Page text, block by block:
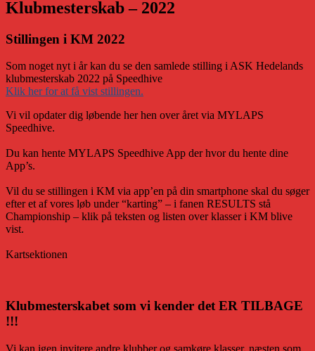
Klubmesterskab – 2022
Stillingen i KM 2022
Som noget nyt i år kan du se den samlede stilling i ASK Hedelands
klubmesterskab 2022 på Speedhive
Klik her for at få vist stillingen.
Vi vil opdater dig løbende her hen over året via MYLAPS
Speedhive.
Du kan hente MYLAPS Speedhive App der hvor du hente dine
App’s.
Vil du se stillingen i KM via app’en på din smartphone skal du søger
efter et af vores løb under “karting” – i fanen RESULTS stå
Championship – klik på teksten og listen over klasser i KM blive
vist.
Kartsektionen
Klubmesterskabet som vi kender det ER TILBAGE
!!!
Vi kan igen invitere andre klubber og samkøre klasser, næsten som